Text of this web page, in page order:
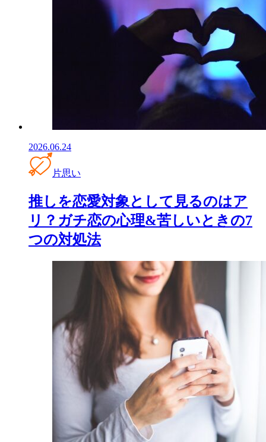
2026.06.24
片思い
推しを恋愛対象として見るのはア
リ？ガチ恋の心理&苦しいときの7
つの対処法